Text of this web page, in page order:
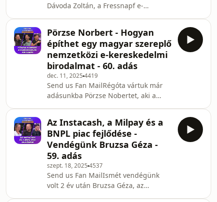
újdonságait. Amire idén
számíthatsz: 🌍 Go Global: Külön
angol nyelvű terem és külföl
Dávoda Zoltán, a Fressnapf e-
szegmens a magyar piacon08:50 -
Vásárlói adatok14:16 - Prémium
termékek17:47 - Saját márkás
termékek21:45 - Fressnapf applikáció
és hűségprogram30:35 - A Fressnapf
a román piacon35:14 - Z generációs
vezetői kihívások43:55 -
VillámkérdésekSupport the showZárt
Facebook cs
Pörzse Norbert - Hogyan
építhet egy magyar szereplő
nemzetközi e-kereskedelmi
birodalmat - 60. adás
dec. 11, 2025 4419
Send us Fan MailRégóta vártuk már
adásunkba Pörzse Nobertet, aki a
nemzetközi e-kereskedelmi
birodalmat építetett, aki őszintén
mesélt az indululásáról, a növekedés
és nemzetközi terjeszkedés
kihívásairól és rengeteg hasznos
tapasztalatot osztott meg velünk a
modern AI eszközök hatékony
alkalmazásáról is.Adásunk
Az Instacash, a Milpay és a
BNPL piac fejlődése -
Vendégünk Bruzsa Géza -
59. adás
szept. 18, 2025 4537
Send us Fan MailIsmét vendégünk
volt 2 év után Bruzsa Géza, az